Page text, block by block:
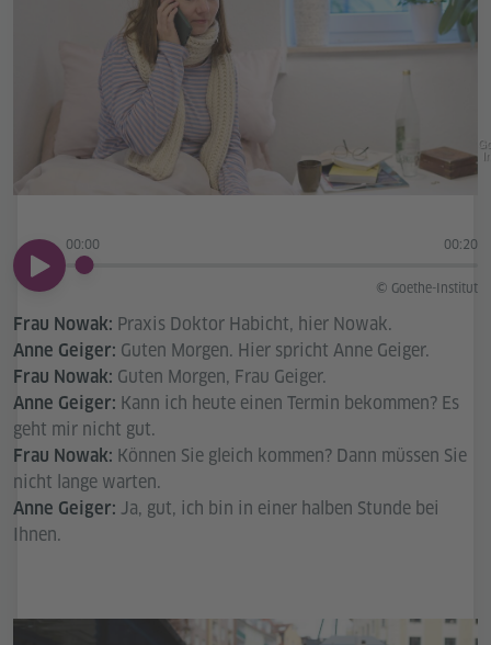
00:00 00:20
00:00
© Goethe-Institut
Frau Nowak: Praxis Doktor Habicht, hier Nowak.
Anne Geiger: Guten Morgen. Hier spricht Anne Geiger.
Frau Nowak: Guten Morgen, Frau Geiger.
Anne Geiger: Kann ich heute einen Termin bekommen? Es
geht mir nicht gut.
Frau Nowak: Können Sie gleich kommen? Dann müssen Sie
nicht lange warten.
Anne Geiger: Ja, gut, ich bin in einer halben Stunde bei
Ihnen.